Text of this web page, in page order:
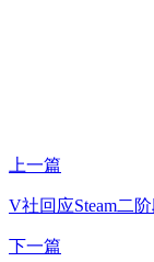
上一篇
V社回应Steam二
下一篇